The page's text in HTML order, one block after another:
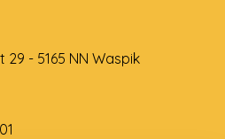
- 5165 NN Waspik